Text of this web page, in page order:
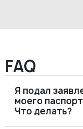
FAQ
Я подал
моего
Что делать?